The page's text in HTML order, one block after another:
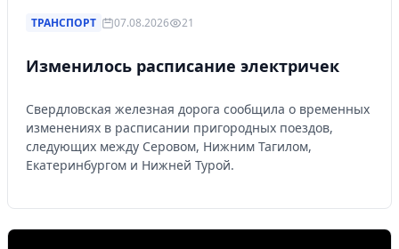
ТРАНСПОРТ 07.08.2026 21
Изменилось расписание электричек
Свердловская железная дорога сообщила о временных
изменениях в расписании пригородных поездов,
следующих между Серовом, Нижним Тагилом,
Екатеринбургом и Нижней Турой.